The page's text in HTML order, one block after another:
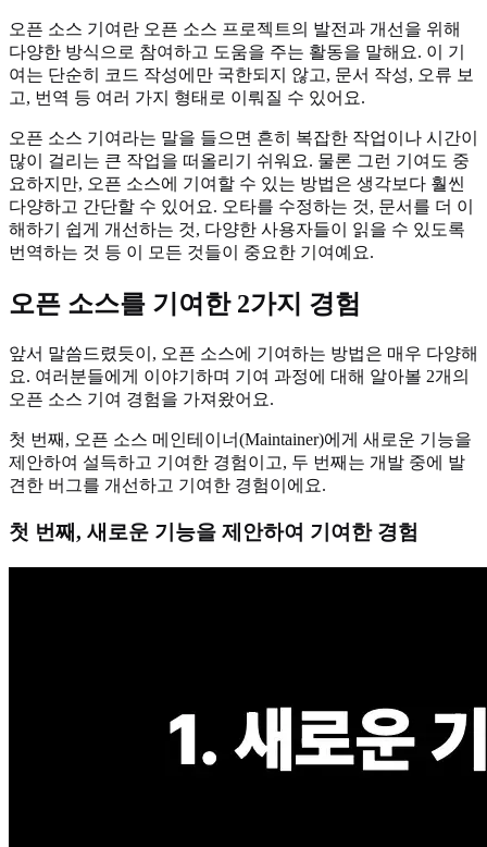
오픈 소스 기여란 오픈 소스 프로젝트의 발전과 개선을 위해
다양한 방식으로 참여하고 도움을 주는 활동을 말해요. 이 기
여는 단순히 코드 작성에만 국한되지 않고, 문서 작성, 오류 보
고, 번역 등 여러 가지 형태로 이뤄질 수 있어요.
오픈 소스 기여라는 말을 들으면 흔히 복잡한 작업이나 시간이
많이 걸리는 큰 작업을 떠올리기 쉬워요. 물론 그런 기여도 중
요하지만, 오픈 소스에 기여할 수 있는 방법은 생각보다 훨씬
다양하고 간단할 수 있어요. 오타를 수정하는 것, 문서를 더 이
해하기 쉽게 개선하는 것, 다양한 사용자들이 읽을 수 있도록
번역하는 것 등 이 모든 것들이 중요한 기여예요.
오픈 소스를 기여한 2가지 경험
앞서 말씀드렸듯이, 오픈 소스에 기여하는 방법은 매우 다양해
요. 여러분들에게 이야기하며 기여 과정에 대해 알아볼 2개의
오픈 소스 기여 경험을 가져왔어요.
첫 번째, 오픈 소스 메인테이너(Maintainer)에게 새로운 기능을
제안하여 설득하고 기여한 경험이고, 두 번째는 개발 중에 발
견한 버그를 개선하고 기여한 경험이에요.
첫 번째, 새로운 기능을 제안하여 기여한 경험